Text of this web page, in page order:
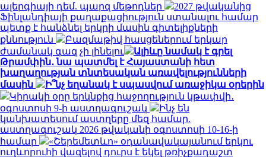
ալերգիայի դեմ. պարզ մեթոդներ
2027 թվականից
Ֆինլանդիայի քաղաքացիություն ստանալու համար
պետք է հանձնել երկրի մասին գիտելիքների
քննություն
Բազմաթիվ հասցեներում երկար
ժամանակ գազ չի լինելու
Ալիևը նամակ է գրել
Թրամփին․ նա պատմել է Հայաստանի հետ
խաղաղության տնտեսական առավելությունների
մասին
Ի՞նչ եղանակ է սպասվում առաջիկա օրերին
Կիրակի օրը երկնքից հաջողություն կթափվի․
օգոստոսի 9-ի աստղագուշակ
Ինչ են
կանխատեսում աստղերը մեզ համար.
աստղագուշակ 2026 թվականի օգոստոսի 10-16-ի
համար
«Շերեմետևո» օդանավակայանում երկու
ուղևորուհի վազելով դուրս է եկել թռիչքադաշտ